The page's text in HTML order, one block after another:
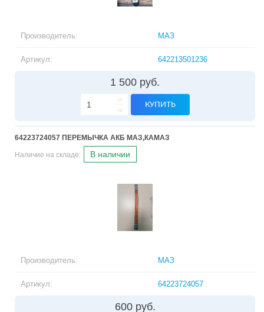
Производитель: МАЗ
Артикул: 642213501236
1 500 руб.
КУПИТЬ
64223724057 ПЕРЕМЫЧКА АКБ МАЗ,КАМАЗ
Наличие на складе: В наличии
Производитель: МАЗ
Артикул: 64223724057
600 руб.